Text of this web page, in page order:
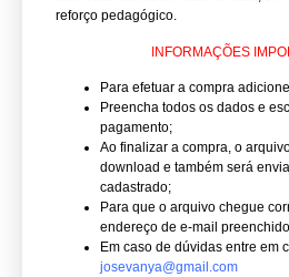
reforço pedagógico.
INFORMAÇÕES
Para efetuar a compra
Preencha todos os dados e
pagamento;
Ao finalizar a compra, o
download e também será
cadastrado;
Para que o arquivo chegue
endereço de e-mail
Em caso de dúvidas entre em
josevanya@gmail.com